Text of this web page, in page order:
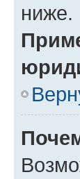
ниже.